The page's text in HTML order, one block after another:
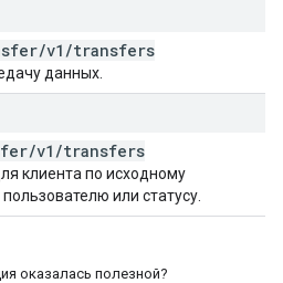
/v1 /transfers
данных.
/v1 /transfers
клиента по исходному
или статусу.
оказалась полезной?